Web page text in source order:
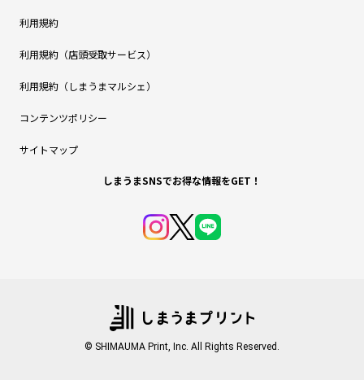
利用規約
利用規約（店頭受取サービス）
利用規約（しまうまマルシェ）
コンテンツポリシー
サイトマップ
しまうまSNSでお得な情報をGET！
© SHIMAUMA Print, Inc. All Rights Reserved.